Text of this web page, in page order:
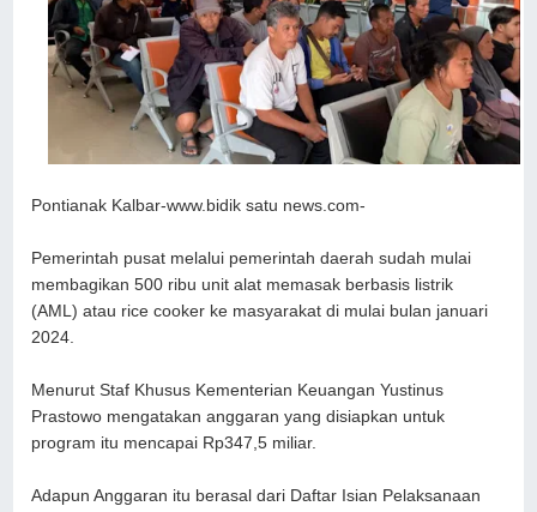
Pontianak Kalbar-www.bidik satu news.com-
Pemerintah pusat melalui pemerintah daerah sudah mulai
membagikan 500 ribu unit alat memasak berbasis listrik
(AML) atau rice cooker ke masyarakat di mulai bulan januari
2024.
Menurut Staf Khusus Kementerian Keuangan Yustinus
Prastowo mengatakan anggaran yang disiapkan untuk
program itu mencapai Rp347,5 miliar.
Adapun Anggaran itu berasal dari Daftar Isian Pelaksanaan